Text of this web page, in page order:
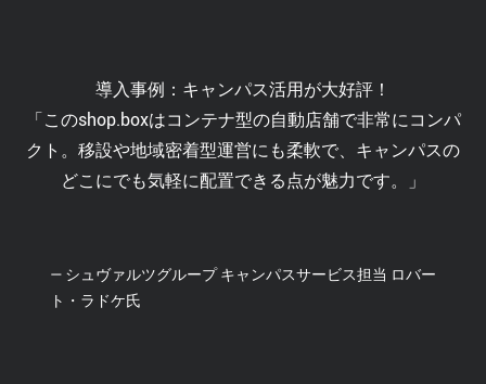
導入事例：キャンパス活用が大好評！
「このshop.boxはコンテナ型の自動店舗で非常にコンパ
クト。移設や地域密着型運営にも柔軟で、キャンパスの
どこにでも気軽に配置できる点が魅力です。」
— シュヴァルツグループ キャンパスサービス担当 ロバー
ト・ラドケ氏